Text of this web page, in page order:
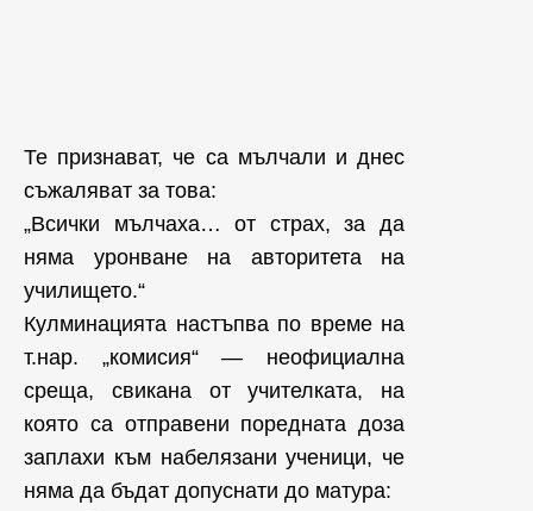
Те признават, че са мълчали и днес
съжаляват за това:
„Всички мълчаха… от страх, за да
няма уронване на авторитета на
училището.“
Кулминацията настъпва по време на
т.нар. „комисия“ — неофициална
среща, свикана от учителката, на
която са отправени поредната доза
заплахи към набелязани ученици, че
няма да бъдат допуснати до матура: